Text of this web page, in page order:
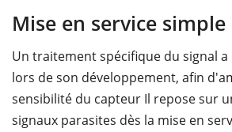
Mise en service simple
Un traitement spécifique du signal
lors de son développement, afin
sensibilité du capteur Il repose sur
signaux parasites dès la mise en